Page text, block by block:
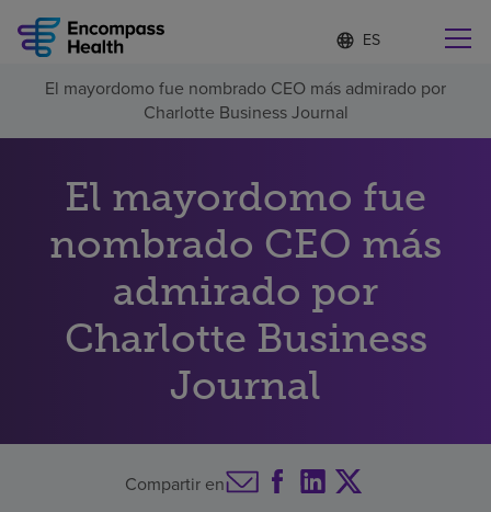
Lista
de
idiomas
contraída
d
o
m
a
l
e
c
c
o
n
a
Encuentre una localidad cerca de usted
Por qué debe elegirnos
Servicios de rehabilitación
Pacientes y cuidadores
El mayordomo fue nombrado CEO más admirado por
Charlotte Business Journal
El mayordomo fue
nombrado CEO más
admirado por
Charlotte Business
Journal
Compartir en